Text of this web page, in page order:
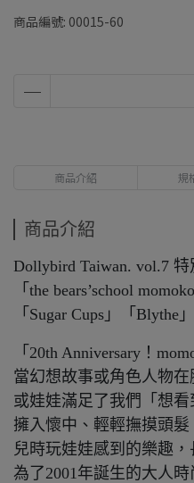
商品編號: 00015-60
商品介紹 規
商品介紹
Dollybird Taiwan. vol.7 特
「the bears’school
「Sugar Cups」「Blythe
「20th Anniversary！
當幻想故事或角色人物
或娃娃滿足了我們「想
擁入懷中、輕輕撫摸頭
兒時玩娃娃感到的樂趣
為了2001年誕生的大人